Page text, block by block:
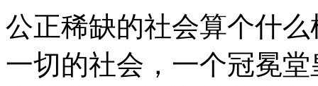
公正稀缺的社会算个什
一切的社会，一个冠冕